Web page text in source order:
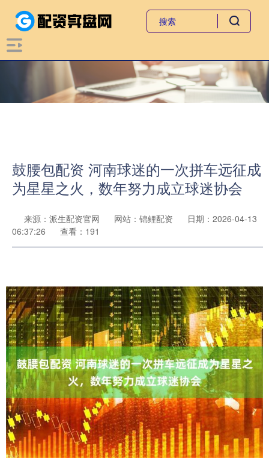
鼓腰包配资 河南球迷的一次拼车远征成
为星星之火，数年努力成立球迷协会
来源：派生配资官网 网站：锦鲤配资
日期：2026-04-13
06:37:26
查看：191